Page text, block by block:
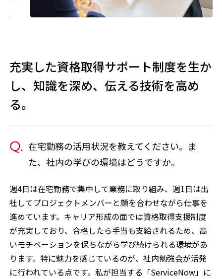
充実した資格取得サポート制度を生か
し、知識を深め、伝える技術を高め
る。
在宅勤務の活用状況を教えてください。ま
た、社内の学びの環境はどうですか。
週4日は在宅勤務で集中して業務に取り組み、週1日は出
社してプロジェクトメンバーと顔を合わせながら仕事を
進めています。キャリア形成の面では資格取得支援制度
が充実しており、合格したら手当も支給されるため、高
いモチベーションを保ちながら学び続けられる環境があ
ります。特に魅力を感じているのが、社内勉強会が活発
に行われている点です。私が担当する「ServiceNow」に